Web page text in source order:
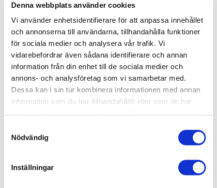
Denna webbplats använder cookies
Vi använder enhetsidentifierare för att anpassa innehållet
och annonserna till användarna, tillhandahålla funktioner
för sociala medier och analysera vår trafik. Vi
vidarebefordrar även sådana identifierare och annan
information från din enhet till de sociala medier och
annons- och analysföretag som vi samarbetar med.
Dessa kan i sin tur kombinera informationen med annan
information som du har tillhandahållit eller som de har
Nödvändig
Inställningar
behov. Skruvas i vägg alternativt limmas upp med Safe-
Fix.
Produktinformation
SKU /
artikelnummer:
56030971+80000686+80001678-
INR
Relaterade kategorier
Varumärken / INR /